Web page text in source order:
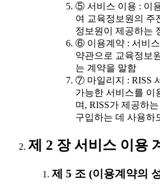
⑤ 서비스 이용 : 이
여 교육정보원의 주
정보원이 제공하는
⑥ 이용계약 : 서비스
약관으로 교육정보
는 계약을 말함
⑦ 마일리지 : RISS
가능한 서비스를 이
며, RISS가 제공하
구입하는 데 사용하
제 2 장 서비스 이용
제 5 조 (이용계약의